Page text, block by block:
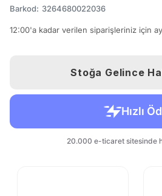
Barkod: 3264680022036
12:00'a kadar verilen siparişleriniz için
Stoğa Gelince